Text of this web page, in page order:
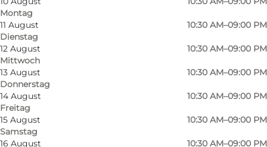
Montag
11 August
Dienstag
10:30 AM–09:00 PM
12 August
Mittwoch
10:30 AM–09:00 PM
13 August
Donnerstag
10:30 AM–09:00 PM
14 August
Freitag
10:30 AM–09:00 PM
15 August
Samstag
10:30 AM–09:00 PM
16 August
10:30 AM–09:00 PM